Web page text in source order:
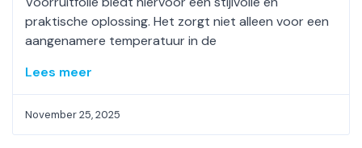
praktische oplossing. Het zorgt niet alleen voor een
aangenamere temperatuur in de
Lees meer
November 25, 2025